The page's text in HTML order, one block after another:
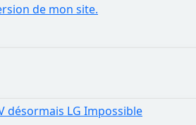
de mon site.
désormais LG Impossible